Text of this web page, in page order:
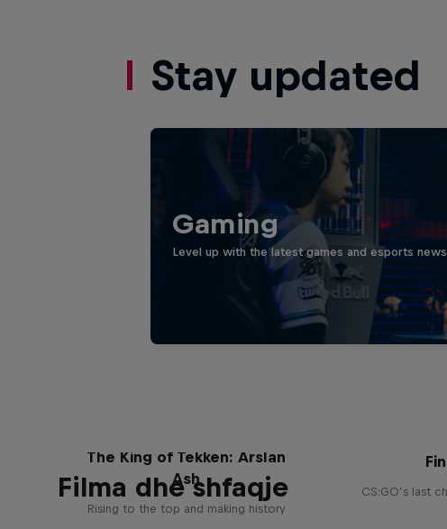
Stay updated
Gaming
Level up with the latest games and esports
Filma dhe shfaqje
The King of Tekken: Arslan
Ash
Rising to the top and making history
CS:GO’s last